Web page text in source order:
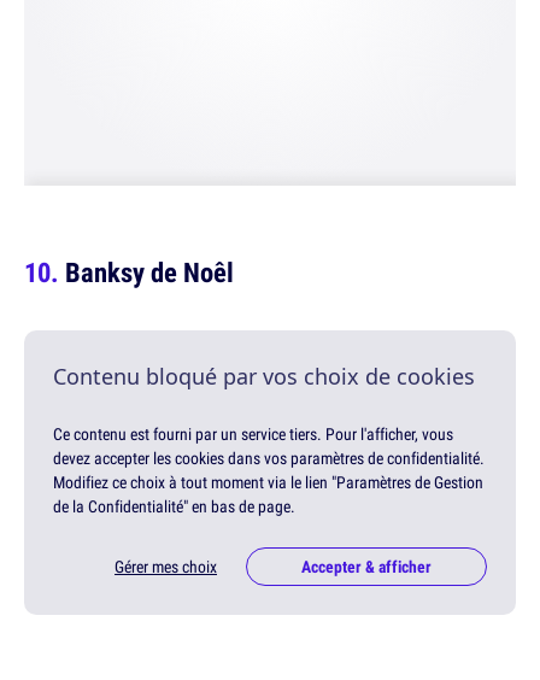
Banksy de Noêl
Contenu bloqué par vos choix de cookies
Ce contenu est fourni par un service tiers. Pour l'afficher, vous
devez accepter les cookies dans vos paramètres de confidentialité.
Modifiez ce choix à tout moment via le lien "Paramètres de Gestion
de la Confidentialité" en bas de page.
Gérer mes choix Accepter & afficher